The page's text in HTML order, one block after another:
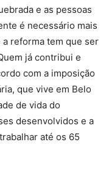
e as pessoas
é necessário mais
reforma tem que ser
já contribui e
com a imposição
que vive em Belo
de vida do
desenvolvidos e a
até os 65